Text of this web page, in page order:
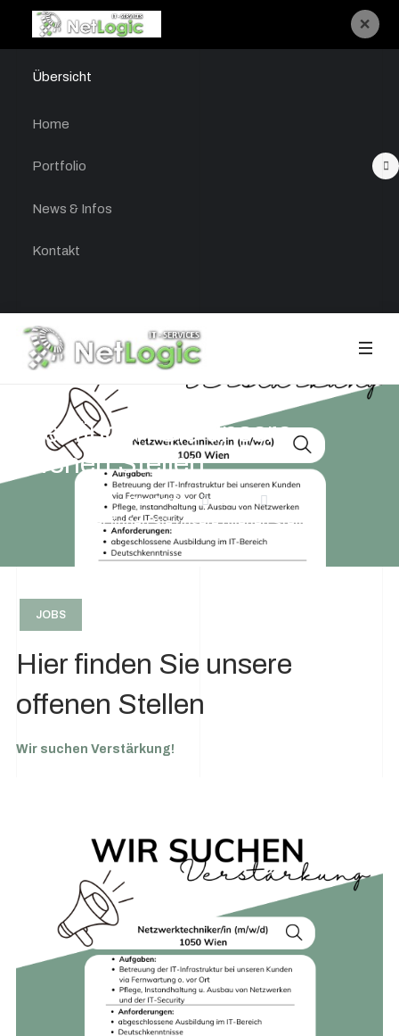
×
Übersicht
Home
Portfolio
News & Infos
Kontakt
Hier finden Sie unsere
offenen Stellen
Startseite
Jobs
Hier finden Sie unsere offenen Stellen
JOBS
Hier finden Sie unsere
offenen Stellen
Wir suchen Verstärkung!